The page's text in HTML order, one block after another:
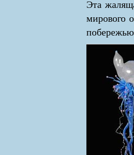
Эта
мирового